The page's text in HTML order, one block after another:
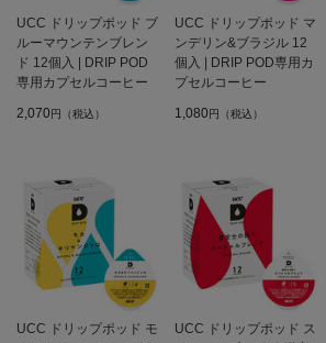
UCC ドリップポッド ブ
ルーマウンテンブレン
ド 12個入 | DRIP POD
専用カプセルコーヒー
2,070円（税込）
UCC ドリップポッド マ
ンデリン&ブラジル 12
個入 | DRIP POD専用カ
プセルコーヒー
1,080円（税込）
UCC ドリップポッド モ
UCC ドリップポッド ス